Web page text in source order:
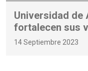
Universidad de
fortalecen sus
14 Septiembre 2023